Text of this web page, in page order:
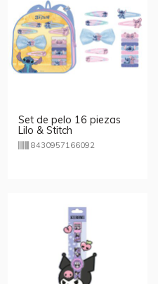
Set de pelo 16 piezas
Lilo & Stitch
8430957166092